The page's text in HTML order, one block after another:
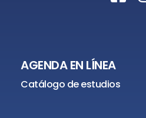
AGENDA EN LÍNEA
Catálogo de estudios